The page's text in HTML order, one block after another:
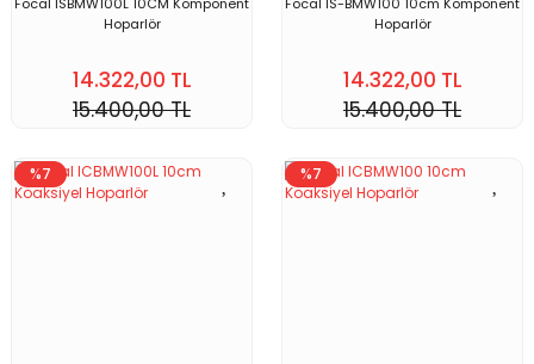
Focal ISBMW100L 10CM Komponent
Hoparlör
14.322,00 TL
15.400,00 TL
Focal IS-BMW100 10cm Komponent
Hoparlör
14.322,00 TL
15.400,00 TL
%7 %7